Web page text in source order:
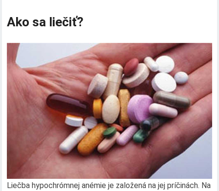
Ako sa liečiť?
Liečba hypochrómnej anémie je založená na jej príčinách. Na